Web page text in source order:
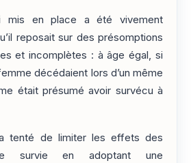
mis en place a été vivement
reposait sur des présomptions
et incomplètes : à âge égal, si
décédaient lors d’un même
était présumé avoir survécu à
tenté de limiter les effets des
survie en adoptant une